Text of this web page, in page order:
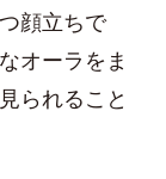
顔立ちで
オーラをま
られること